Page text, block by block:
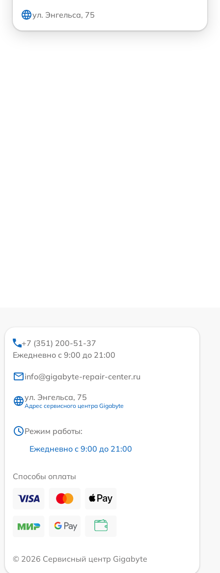
ул. Энгельса, 75
+7 (351) 200-51-37
Ежедневно с 9:00 до 21:00
info@gigabyte-repair-center.ru
ул. Энгельса, 75
Адрес сервисного центра Gigabyte
Режим работы:
Ежедневно с 9:00 до 21:00
Способы оплаты
© 2026 Сервисный центр Gigabyte